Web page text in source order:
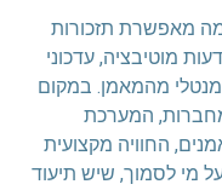
מאפשרת תזכורות
מוטיבציה, עדכוני
מהמאמן. במקום
המערכת
החוויה מקצועית
מי לסמוך, שיש תיעוד